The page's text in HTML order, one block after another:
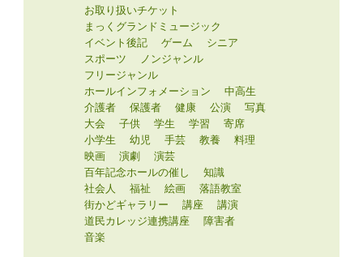
お取り扱いチケット
まっくグランドミュージック
イベント後記
ゲーム
シニア
スポーツ
ノンジャンル
フリージャンル
ホールインフォメーション
中高生
介護者
保護者 健康 公演
写真
大会
子供 学生 学習
寄席
小学生
幼児 手芸 教養
料理
映画
演劇
演芸
百年記念ホールの催し
知識
社会人
福祉 絵画
落語教室
街かどギャラリー
講座
講演
道民カレッジ連携講座
障害者
音楽